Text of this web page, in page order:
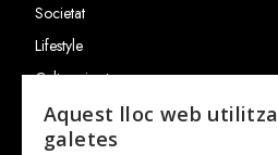
Societat
Lifestyle
Cultura i art
Entrevistes
Gastronomia
Aquest lloc web utilitza
galetes